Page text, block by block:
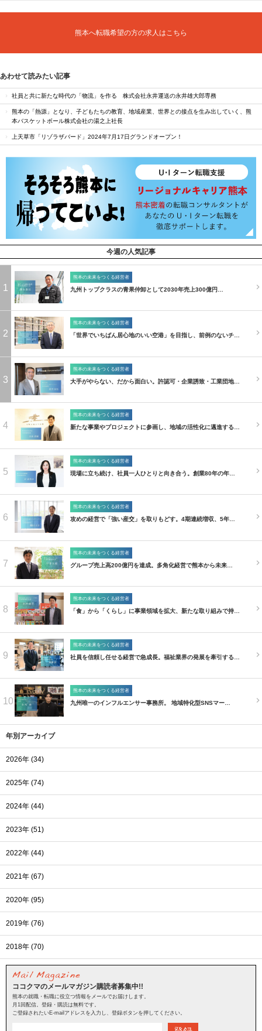
熊本へ転職希望の方の求人はこちら
あわせて読みたい記事
社員と共に新たな時代の「物流」を作る 株式会社永井運送の永井雄大郎専務
熊本の「熱源」となり、子どもたちの教育、地域産業、世界との接点を生み出していく、熊
本バスケットボール株式会社の湯之上社長
上天草市「リゾラザバード」2024年7月17日グランドオープン！
今週の人気記事
1
熊本の未来をつくる経営者
九州トップクラスの青果仲卸として2030年売上300億円…
2
熊本の未来をつくる経営者
「世界でいちばん居心地のいい空港」を目指し、前例のないチ…
3
熊本の未来をつくる経営者
大手がやらない、だから面白い。許認可・企業誘致・工業団地…
4
熊本の未来をつくる経営者
新たな事業やプロジェクトに参画し、地域の活性化に邁進する…
5
熊本の未来をつくる経営者
現場に立ち続け、社員一人ひとりと向き合う。創業80年の年…
6
熊本の未来をつくる経営者
攻めの経営で「強い産交」を取りもどす。4期連続増収、5年…
7
熊本の未来をつくる経営者
グループ売上高200億円を達成。多角化経営で熊本から未来…
8
熊本の未来をつくる経営者
「食」から「くらし」に事業領域を拡大、新たな取り組みで持…
9
熊本の未来をつくる経営者
社員を信頼し任せる経営で急成長。福祉業界の発展を牽引する…
10
熊本の未来をつくる経営者
九州唯一のインフルエンサー事務所。 地域特化型SNSマー…
年別アーカイブ
2026年 (34)
2025年 (74)
2024年 (44)
2023年 (51)
2022年 (44)
2021年 (67)
2020年 (95)
2019年 (76)
2018年 (70)
ココクマのメールマガジン購読者募集中!!
熊本の就職・転職に役立つ情報をメールでお届けします。
月1回配信。登録・購読は無料です。
ご登録されたいE-mailアドレスを入力し、登録ボタンを押してください。